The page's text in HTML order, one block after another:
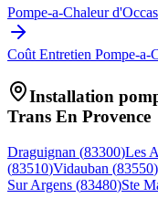
Pompe-a-Chaleur
Coût Entretien Pompe-a-
Installation
Trans En Provence
Draguignan (83300)Les
(83510)Vidauban (83550)
Sur Argens (83480)Ste